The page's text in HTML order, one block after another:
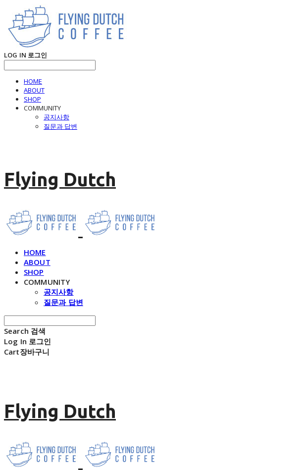
LOG IN 로그인
HOME
ABOUT
SHOP
COMMUNITY
공지사항
질문과 답변
Flying Dutch
HOME
ABOUT
SHOP
COMMUNITY
공지사항
질문과 답변
Search 검색
Log In 로그인
Cart장바구니
Flying Dutch